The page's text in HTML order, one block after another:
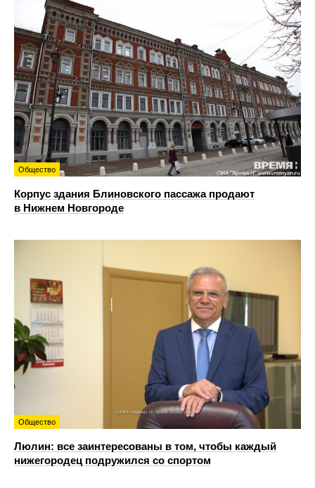
Общество
Корпус здания Блиновского пассажа продают
в Нижнем Новгороде
Общество
Люлин: все заинтересованы в том, чтобы каждый
нижегородец подружился со спортом